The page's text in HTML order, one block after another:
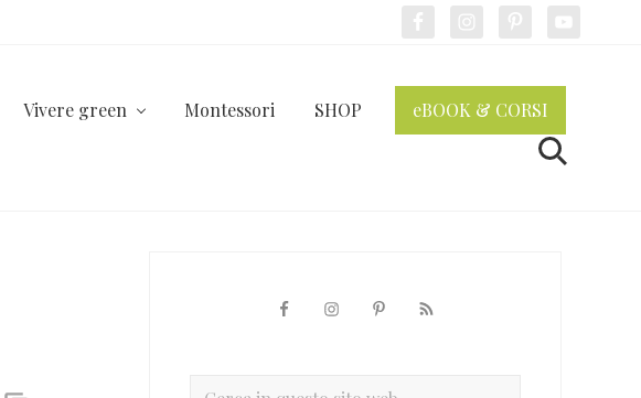
Vivere green Montessori SHOP eBOOK & CORSI
Cerca
Cerca